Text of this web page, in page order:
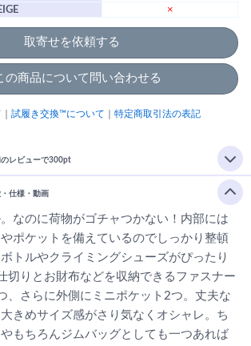
×
取寄せを依頼する
の商品について問い合わせる
試履き交換™について 特定商取引法の表記
のレビューで300pt
仕様・動画
なのに荷物がゴチャつかない！内部には
ポケットを備えているのでしっかり整頓
トルやクライミングシューズがぴったり
切りとお財布などを収納できるファスナー
、さらに外側にミニポケット2つ。丈夫な
きめサイズ感がさり気なくオシャレ。ち
もちろんジムバッグとしても一つあれば